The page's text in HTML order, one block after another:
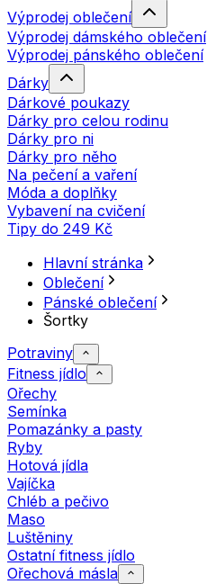
Výprodej oblečení
Výprodej dámského oblečení
Výprodej pánského oblečení
Dárky
Dárkové poukazy
Dárky pro celou rodinu
Dárky pro ni
Dárky pro něho
Na pečení a vaření
Móda a doplňky
Vybavení na cvičení
Tipy do 249 Kč
Hlavní stránka
Oblečení
Pánské oblečení
Šortky
Potraviny
Fitness jídlo
Ořechy
Semínka
Pomazánky a pasty
Ryby
Hotová jídla
Vajíčka
Chléb a pečivo
Maso
Luštěniny
Ostatní fitness jídlo
Ořechová másla